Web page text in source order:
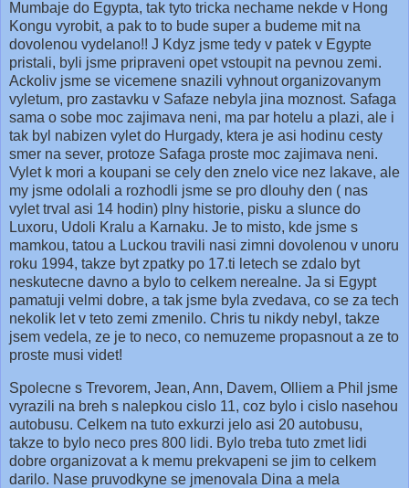
Mumbaje do Egypta, tak tyto tricka nechame nekde v Hong
Kongu vyrobit, a pak to to bude super a budeme mit na
dovolenou vydelano!! J Kdyz jsme tedy v patek v Egypte
pristali, byli jsme pripraveni opet vstoupit na pevnou zemi.
Ackoliv jsme se vicemene snazili vyhnout organizovanym
vyletum, pro zastavku v Safaze nebyla jina moznost. Safaga
sama o sobe moc zajimava neni, ma par hotelu a plazi, ale i
tak byl nabizen vylet do Hurgady, ktera je asi hodinu cesty
smer na sever, protoze Safaga proste moc zajimava neni.
Vylet k mori a koupani se cely den znelo vice nez lakave, ale
my jsme odolali a rozhodli jsme se pro dlouhy den ( nas
vylet trval asi 14 hodin) plny historie, pisku a slunce do
Luxoru, Udoli Kralu a Karnaku. Je to misto, kde jsme s
mamkou, tatou a Luckou travili nasi zimni dovolenou v unoru
roku 1994, takze byt zpatky po 17.ti letech se zdalo byt
neskutecne davno a bylo to celkem nerealne. Ja si Egypt
pamatuji velmi dobre, a tak jsme byla zvedava, co se za tech
nekolik let v teto zemi zmenilo. Chris tu nikdy nebyl, takze
jsem vedela, ze je to neco, co nemuzeme propasnout a ze to
proste musi videt!
Spolecne s Trevorem, Jean, Ann, Davem, Olliem a Phil jsme
vyrazili na breh s nalepkou cislo 11, coz bylo i cislo nasehou
autobusu. Celkem na tuto exkurzi jelo asi 20 autobusu,
takze to bylo neco pres 800 lidi. Bylo treba tuto zmet lidi
dobre organizovat a k memu prekvapeni se jim to celkem
darilo. Nase pruvodkyne se jmenovala Dina a mela